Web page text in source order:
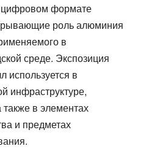
цифровом формате
роль алюминия
в
среде. Экспозиция
используется в
инфраструктуре,
также в элементах
и предметах